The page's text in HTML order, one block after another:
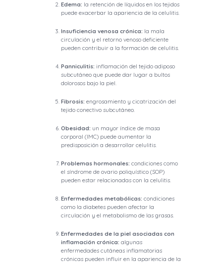
Edema: la retención de líquidos en los tejidos
puede exacerbar la apariencia de la celulitis.
Insuficiencia venosa crónica: la mala
circulación y el retorno venoso deficiente
pueden contribuir a la formación de celulitis.
Panniculitis: inflamación del tejido adiposo
subcutáneo que puede dar lugar a bultos
dolorosos bajo la piel.
Fibrosis: engrosamiento y cicatrización del
tejido conectivo subcutáneo.
Obesidad: un mayor índice de masa
corporal (IMC) puede aumentar la
predisposición a desarrollar celulitis.
Problemas hormonales: condiciones como
el síndrome de ovario poliquístico (SOP)
pueden estar relacionadas con la celulitis.
Enfermedades metabólicas: condiciones
como la diabetes pueden afectar la
circulación y el metabolismo de las grasas.
Enfermedades de la piel asociadas con
inflamación crónica: algunas
enfermedades cutáneas inflamatorias
crónicas pueden influir en la apariencia de la